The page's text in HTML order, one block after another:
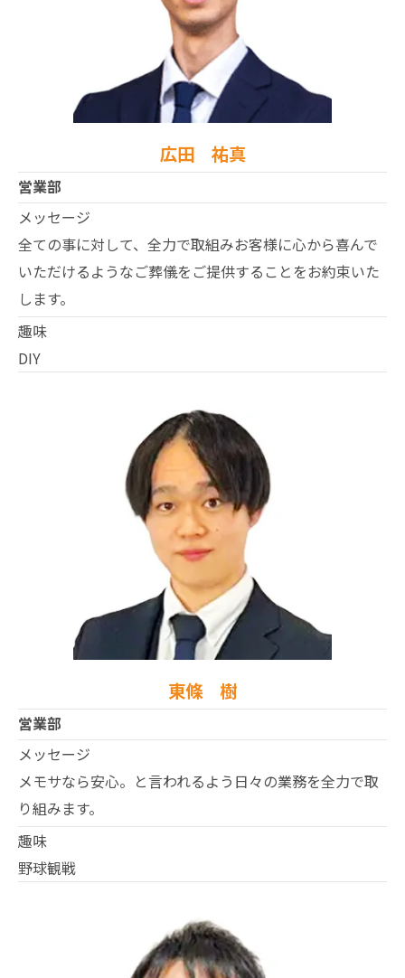
広田 祐真
営業部
メッセージ
全ての事に対して、全力で取組みお客様に心から喜んで
いただけるようなご葬儀をご提供することをお約束いた
します。
趣味
DIY
東條 樹
営業部
メッセージ
メモサなら安心。と言われるよう日々の業務を全力で取
り組みます。
趣味
野球観戦